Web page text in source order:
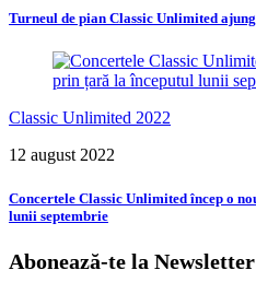
Turneul de pian Classic Unlimited
Classic Unlimited 2022
12 august 2022
Concertele Classic Unlimited încep o
lunii septembrie
Abonează-te la Newsletter